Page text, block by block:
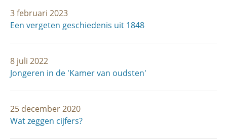
3 februari 2023
Een vergeten geschiedenis uit 1848
8 juli 2022
Jongeren in de 'Kamer van oudsten'
25 december 2020
Wat zeggen cijfers?